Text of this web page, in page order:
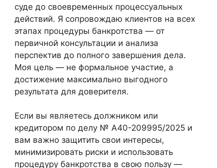
суде до своевременных процессуальных
действий. Я сопровождаю клиентов на всех
этапах процедуры банкротства — от
первичной консультации и анализа
перспектив до полного завершения дела.
Моя цель — не формальное участие, а
достижение максимально выгодного
результата для доверителя.
Если вы являетесь должником или
кредитором по делу № А40-209995/2025 и
вам важно защитить свои интересы,
минимизировать риски и использовать
процедуру банкротства в свою пользу —